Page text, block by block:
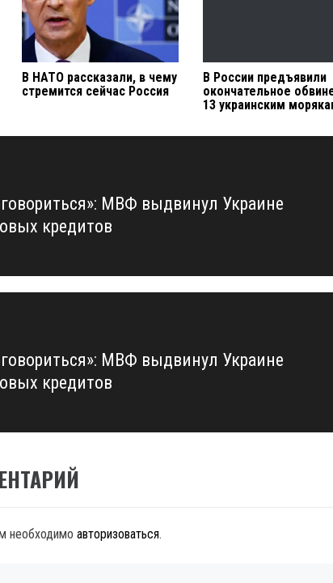
В НАТО рассказали, в чему
стремится сейчас Россия
В России предъявили
окончательное
13 украинским
МВФ выдвинул Украине
кредитов
МВФ выдвинул Украине
кредитов
необходимо авторизоваться.